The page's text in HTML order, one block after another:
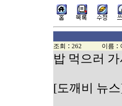
조회 : 262 이름 :
밥 먹으러
[도깨비 뉴